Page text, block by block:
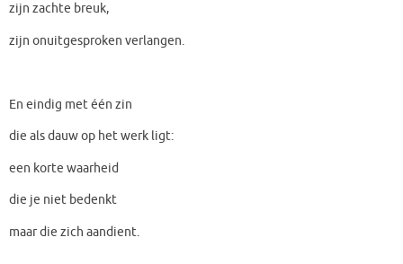
zijn zachte breuk,
zijn onuitgesproken verlangen.
En eindig met één zin
die als dauw op het werk ligt:
een korte waarheid
die je niet bedenkt
maar die zich aandient.